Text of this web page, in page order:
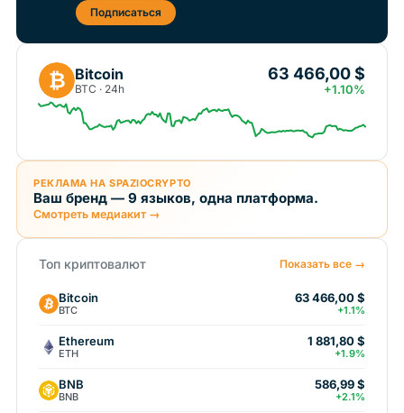
Подписаться
₿ Bitcoin
BTC · 24h
63 466,00 $
+1.10%
РЕКЛАМА НА SPAZIOCRYPTO
Ваш бренд — 9 языков, одна платформа.
Смотреть медиакит →
Топ криптовалют Показать все →
Bitcoin
BTC
63 466,00 $
+1.1%
Ethereum
ETH
1 881,80 $
+1.9%
BNB
BNB
586,99 $
+2.1%